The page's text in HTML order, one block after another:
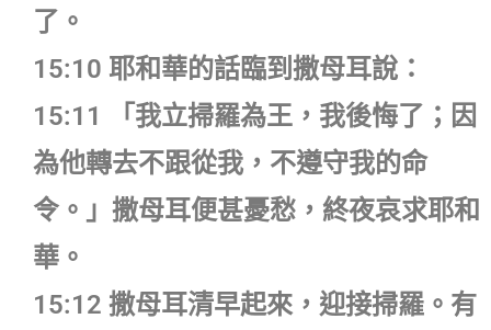
了。
15:10 耶和華的話臨到撒母耳說：
15:11 「我立掃羅為王，我後悔了；因
為他轉去不跟從我，不遵守我的命
令。」撒母耳便甚憂愁，終夜哀求耶和
華。
15:12 撒母耳清早起來，迎接掃羅。有